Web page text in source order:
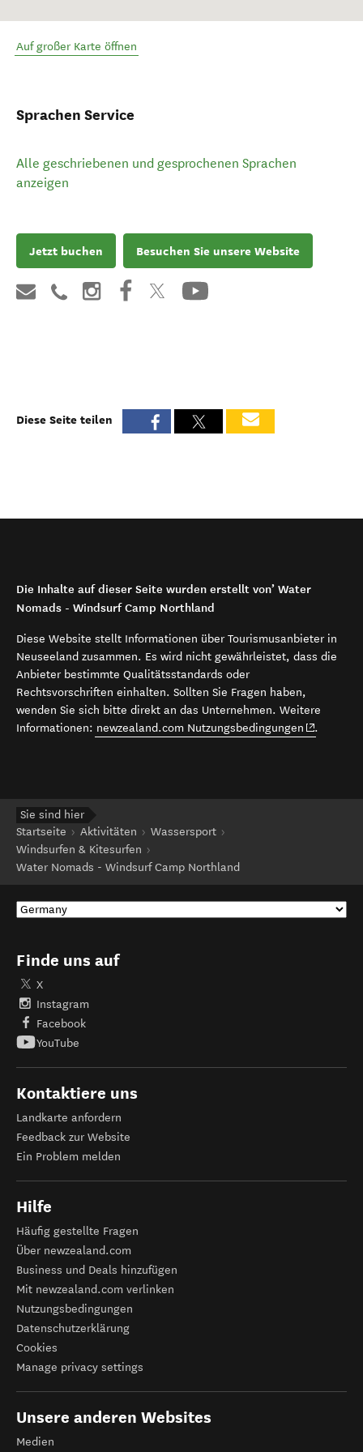
Auf großer Karte öffnen
Sprachen Service
Alle geschriebenen und gesprochenen Sprachen
anzeigen
Jetzt buchen Besuchen Sie unsere Website
Diese Seite teilen
Die Inhalte auf dieser Seite wurden erstellt von’ Water
Nomads - Windsurf Camp Northland
Diese Website stellt Informationen über Tourismusanbieter in
Neuseeland zusammen. Es wird nicht gewährleistet, dass die
Anbieter bestimmte Qualitätsstandards oder
Rechtsvorschriften einhalten. Sollten Sie Fragen haben,
wenden Sie sich bitte direkt an das Unternehmen. Weitere
Informationen: newzealand.com Nutzungsbedingungen (opens in
.
Sie sind hier
Startseite
Aktivitäten
Wassersport
Windsurfen & Kitesurfen
Water Nomads - Windsurf Camp Northland
Finde uns auf
X
Instagram
Facebook
YouTube
Kontaktiere uns
Landkarte anfordern
Feedback zur Website
Ein Problem melden
Hilfe
Häufig gestellte Fragen
Über newzealand.com
Business und Deals hinzufügen
Mit newzealand.com verlinken
Nutzungsbedingungen
Datenschutzerklärung
Cookies
Manage privacy settings
Unsere anderen Websites
Medien